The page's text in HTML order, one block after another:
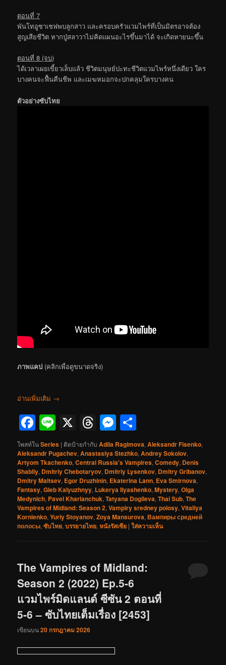
ตอนที่ 7
พันโทอูซาเชฟพบลูกสาว และครอบครัวแวมไพร์ที่เป็นมิตรอาจต้อง
สูญเสียชีวิต หากปู่สลาวาไม่คิดแผนอะไรขึ้นมาได้ จะเกิดหายนะขึ้น
ตอนที่ 8 (จบ)
ได้เวลาเผยเขี้ยวเล็บแล้ว ชีวิตมนุษย์ปะทะชีวิตแวมไพร์หนึ่งเดียว ใคร
บางคนจะฟื้นคืนชีพ และเมฆหมอกจะปกคลุมใครบางคน
ตัวอย่างซับไทย
ภาพแคป (คลิกเพื่อดูขนาดจริง)
อ่านเพิ่มเติม →
Facebook
Line
X Threads
Messenger
โพสท์ในSeries | ติดป้ายกำกับ Adila Ragimova,Aleksandr Fisenko,
Aleksandr Pugachev,Anastasiya Stezhko,Andrey Sokolov,
Artyom Tkachenko,Central Russia's Vampires,Comedy, Denis
Shabliy, Dmitriy Chebotaryov, Dmitriy Lysenkov, Dmitry Gribanov,
Dmitry Maltsev, Egor Druzhinin, Ekaterina Lann, Eva Smirnova,
Fantasy,Gleb Kalyuzhnyy, Lukerya Ilyashenko,Mystery,Olga
Medynich, Pavel Kharlanchuk,Tatyana Dogileva,Thai Sub,The
Vampires of Midland: Season 2,Vampiry sredney polosy,Vitaliya
Kornienko,Yuriy Stoyanov,Zoya Mansurova,Вампиры средней
полосы,ซับไทย,บรรยายไทย,หนังรัสเซีย |ใส่ความเห็น
The Vampires of Midland:
Season 2 (2022) Ep.5-6
แวมไพร์มิดแลนด์ ซีซัน 2 ตอนที่
5-6 – ซับไทยเต็มเรื่อง [2453]
เขียนบน20 กรกฎาคม 2026